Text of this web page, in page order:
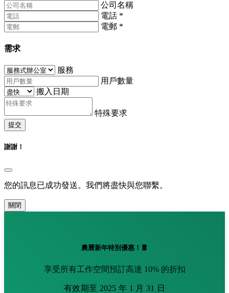
公司名稱
電話 *
電郵 *
需求
服務
用戶數量
搬入日期
特殊要求
提交
謝謝！
您的訊息已成功發送。我們將盡快與您聯繫。
關閉
農曆新年特別優惠！🧧
享受所有工作空間預訂高達 10% 的折扣
有效期至 2025 年 1 月 31 日